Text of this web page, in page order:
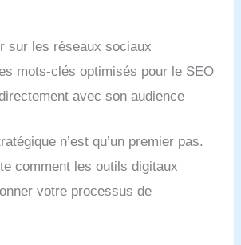
sur les réseaux sociaux
mots-clés optimisés pour le SEO
avec son audience
n’est qu’un premier pas.
comment les outils digitaux
votre processus de